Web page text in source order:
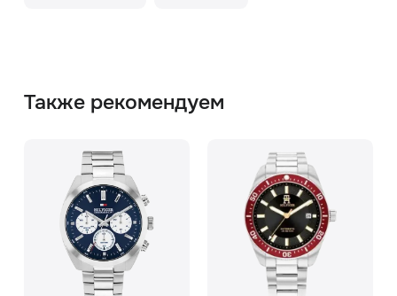
Также рекомендуем